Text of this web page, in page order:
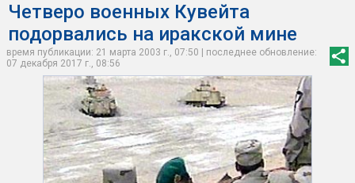
Четверо военных Кувейта
подорвались на иракской мине
время публикации: 21 марта 2003 г., 07:50 | последнее обновление:
07 декабря 2017 г., 08:56